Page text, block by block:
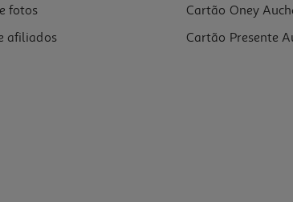
fotos
afiliados
Cartão Oney
Cartão Presente